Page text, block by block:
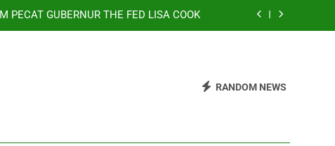
PECAT GUBERNUR THE FED LISA COOK
Memanas, Spanyol Siap Sanksi Italia
Rp59.650/kg, Telur Ayam Rp29.450/kg
RANDOM NEWS